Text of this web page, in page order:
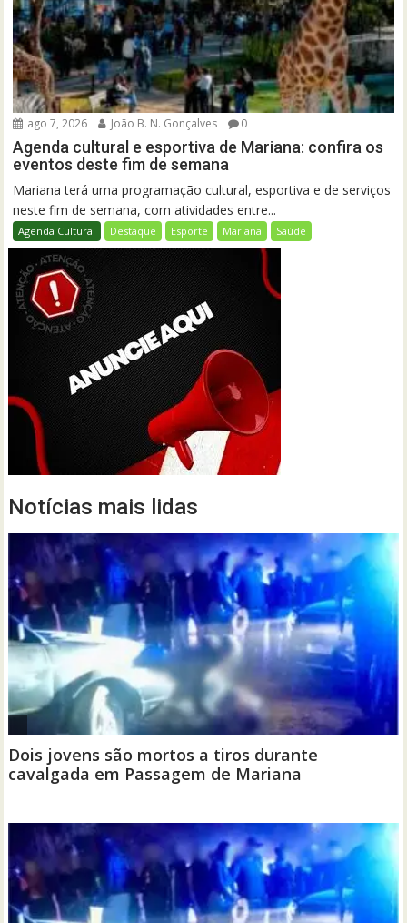
ago 7, 2026 João B. N. Gonçalves 0
Agenda cultural e esportiva de Mariana: confira os
eventos deste fim de semana
Mariana terá uma programação cultural, esportiva e de serviços
neste fim de semana, com atividades entre...
Agenda Cultural Destaque Esporte Mariana Saúde
Notícias mais lidas